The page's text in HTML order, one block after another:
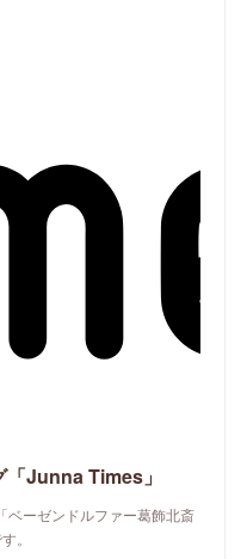
Junna Times」
ベーゼンドルファー葛飾北斎
。